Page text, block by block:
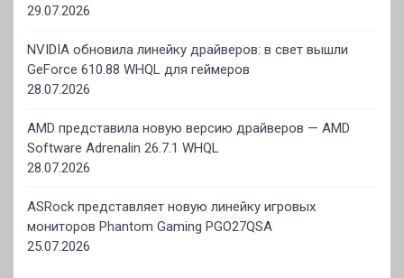
29.07.2026
NVIDIA обновила линейку драйверов: в свет вышли
GeForce 610.88 WHQL для геймеров
28.07.2026
AMD представила новую версию драйверов — AMD
Software Adrenalin 26.7.1 WHQL
28.07.2026
ASRock представляет новую линейку игровых
мониторов Phantom Gaming PGO27QSA
25.07.2026